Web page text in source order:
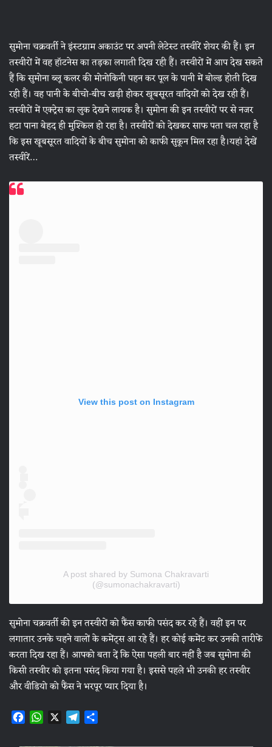
सुमोना चक्रवर्ती ने इंस्टग्राम अकाउंट पर अपनी लेटेस्ट तस्वीरें शेयर की हैं। इन
तस्वीरों में वह हॉटनेस का तड़का लगाती दिख रही हैं। तस्वीरों में आप देख सकते
हैं कि सुमोना ब्लू कलर की मोनोकिनी पहन कर पूल के पानी में बोल्ड होती दिख
रही हैं। वह पानी के बीचो-बीच खड़ी होकर खूबसूरत वादियों को देख रही हैं।
तस्वीरों में एक्ट्रेस का लुक देखने लायक है। सुमोना की इन तस्वीरों पर से नजर
हटा पाना बेहद ही मुश्किल हो रहा है। तस्वीरों को देखकर साफ पता चल रहा है
कि इस खूबसूरत वादियों के बीच सुमोना को काफी सुकून मिल रहा है।यहां देखें
तस्वीरें…
View this post on Instagram
A post shared by Sumona Chakravarti
(@sumonachakravarti)
सुमोना चक्रवर्ती की इन तस्वीरों को फैंस काफी पसंद कर रहे हैं। वहीं इन पर
लगातार उनके चहने वालों के कमेंट्स आ रहे हैं। हर कोई कमेंट कर उनकी तारीफें
करता दिख रहा हैं। आपको बता दें कि ऐसा पहली बार नहीं है जब सुमोना की
किसी तस्वीर को इतना पसंद किया गया है। इससे पहले भी उनकी हर तस्वीर
और वीडियो को फैंस ने भरपूर प्यार दिया है।
F W X T